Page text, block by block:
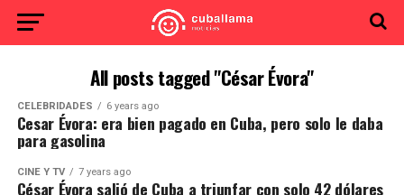
All posts tagged "César Évora"
CELEBRIDADES 6 years ago
Cesar Évora: era bien pagado en Cuba, pero solo le daba
para gasolina
CINE Y TV 7 years ago
César Évora salió de Cuba a triunfar con solo 42 dólares